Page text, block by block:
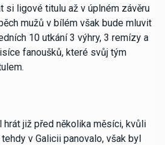
si ligové titulu až v úplném závěru
mužů v bílém však bude mluvit
10 utkání 3 výhry, 3 remízy a
fanoušků, které svůj tým
již před několika měsíci, kvůli
v Galicii panovalo, však byl